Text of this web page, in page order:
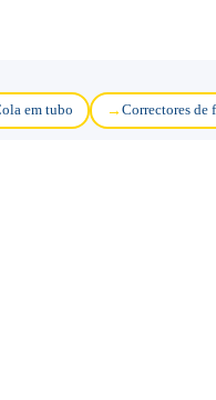
em tubo Correctores de